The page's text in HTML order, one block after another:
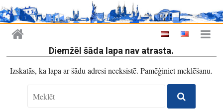
Diemžēl šāda lapa nav atrasta.
Izskatās, ka lapa ar šādu adresi neeksistē. Pamēģiniet meklēšanu.